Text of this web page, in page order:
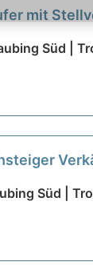
mit
Süd |
Süd |